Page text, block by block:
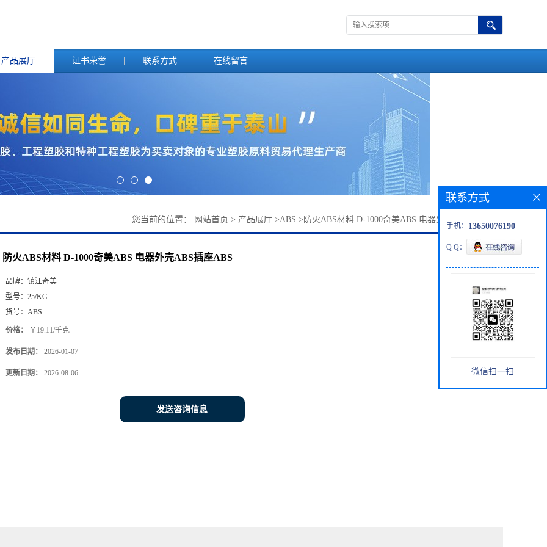
产品展厅 证书荣誉 联系方式 在线留言
您当前的位置： 网站首页 > 产品展厅 >ABS > 防火ABS材料 D-1000奇美ABS 电器外壳ABS插座ABS
防火ABS材料 D-1000奇美ABS 电器外壳ABS插座ABS
品牌： 镇江奇美
型号： 25/KG
货号： ABS
价格： ￥19.11/千克
发布日期： 2026-01-07
更新日期： 2026-08-06
发送咨询信息
联系方式
手机： 13650076190
Q Q：
微信扫一扫